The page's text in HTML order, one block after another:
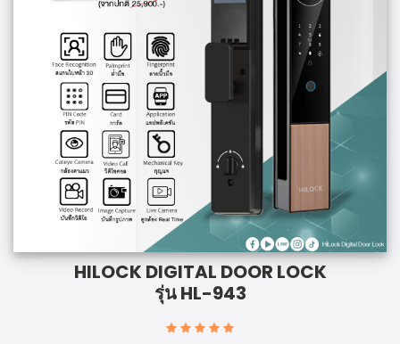
HILOCK DIGITAL DOOR LOCK
รุ่น HL-943